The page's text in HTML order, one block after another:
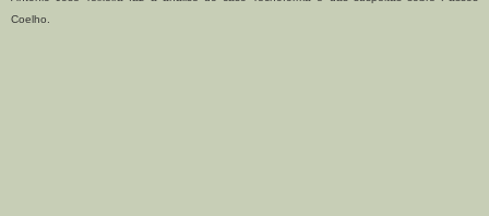
Coelho.